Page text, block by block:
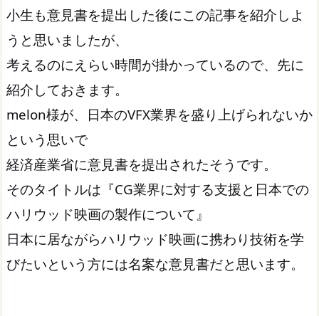
小生も意見書を提出した後にこの記事を紹介しよ
うと思いましたが、
考えるのにえらい時間が掛かっているので、先に
紹介しておきます。
melon様が、日本のVFX業界を盛り上げられないか
という思いで
経済産業省に意見書を提出されたそうです。
そのタイトルは『CG業界に対する支援と日本での
ハリウッド映画の製作について』
日本に居ながらハリウッド映画に携わり技術を学
びたいという方には名案な意見書だと思います。